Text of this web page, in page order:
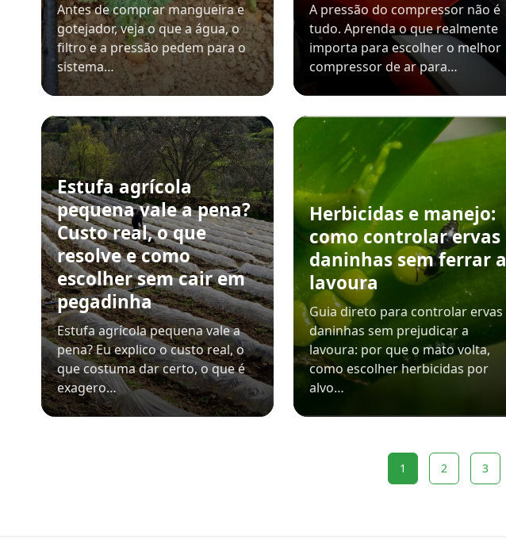
Antes de comprar mangueira e
gotejador, veja o que a água, o
filtro e a pressão pedem para o
sistema…
A pressão do compressor não é
tudo. Aprenda o que realmente
importa para escolher o melhor
compressor de ar para…
Estufa agrícola
pequena vale a pena?
Custo real, o que
resolve e como
escolher sem cair em
pegadinha
Estufa agrícola pequena vale a
pena? Eu explico o custo real, o
que costuma dar certo, o que é
exagero…
Herbicidas e manejo:
como controlar ervas
daninhas sem ferrar a
lavoura
Guia direto para controlar ervas
daninhas sem prejudicar a
lavoura: por que o mato volta,
como escolher herbicidas por
alvo…
1 2 3